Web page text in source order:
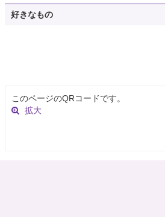
好きなもの
このページのQRコードです。
拡大